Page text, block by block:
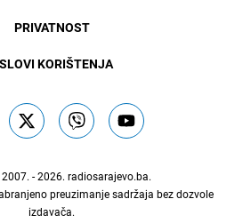
PRIVATNOST
KORIŠTENJA
- 2026. radiosarajevo.ba.
preuzimanje sadržaja bez dozvole
izdavača.